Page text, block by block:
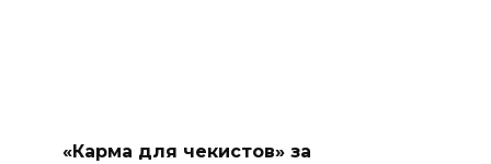
«Карма для чекистов» за